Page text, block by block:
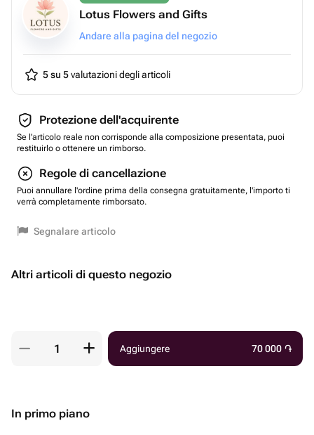
Lotus Flowers and Gifts
Andare alla pagina del negozio
5 su 5valutazioni degli articoli
Protezione dell'acquirente
Se l'articolo reale non corrisponde alla composizione presentata, puoi
restituirlo o ottenere un rimborso.
Regole di cancellazione
Puoi annullare l'ordine prima della consegna gratuitamente, l'importo ti
verrà completamente rimborsato.
Segnalare articolo
Altri articoli di questo negozio
Aggiungere 70 000 ֏
In primo piano